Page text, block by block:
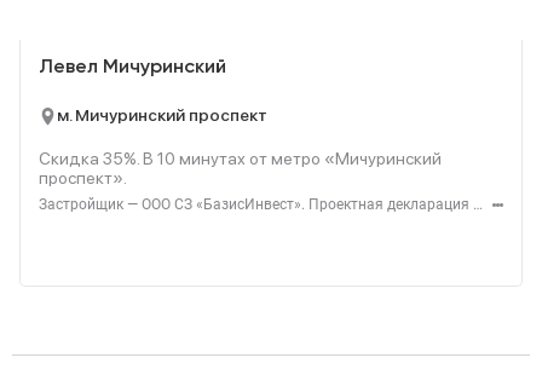
Левел Мичуринский
м. Мичуринский проспект
Скидка 35%. В 10 минутах от метро «Мичуринский
проспект».
Застройщик — ООО СЗ «БазисИнвест». Проектная декларация — наш.дом.рф. Акция до 31.08.2026. Не оферта. Подробности — level.ru